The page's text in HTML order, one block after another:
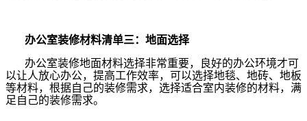
办公室装修材料清单三：地面选择
办公室装修地面材料选择非常重要，良好的办公环境才可
以让人放心办公，提高工作效率，可以选择地毯、地砖、地板
等材料，根据自己的装修需求，选择适合室内装修的材料，满
足自己的装修需求。